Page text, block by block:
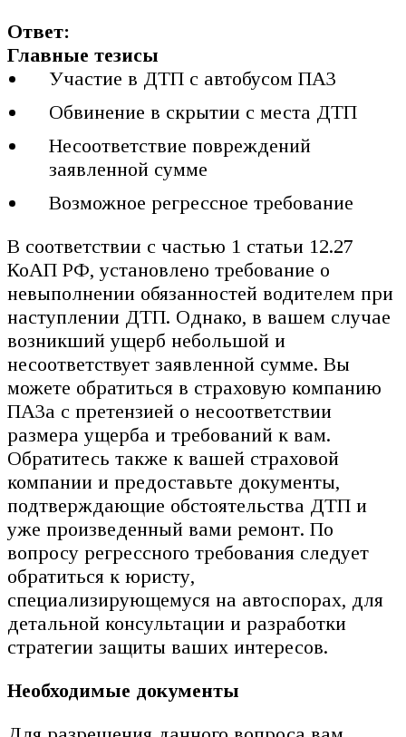
Ответ:
Главные тезисы
Участие в ДТП с автобусом ПАЗ
Обвинение в скрытии с места ДТП
Несоответствие повреждений
заявленной сумме
Возможное регрессное требование
В соответствии с частью 1 статьи 12.27
КоАП РФ, установлено требование о
невыполнении обязанностей водителем при
наступлении ДТП. Однако, в вашем случае
возникший ущерб небольшой и
несоответствует заявленной сумме. Вы
можете обратиться в страховую компанию
ПАЗа с претензией о несоответствии
размера ущерба и требований к вам.
Обратитесь также к вашей страховой
компании и предоставьте документы,
подтверждающие обстоятельства ДТП и
уже произведенный вами ремонт. По
вопросу регрессного требования следует
обратиться к юристу,
специализирующемуся на автоспорах, для
детальной консультации и разработки
стратегии защиты ваших интересов.
Необходимые документы